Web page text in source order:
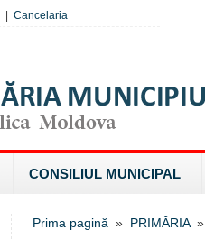
Cancelaria
CONSILIUL MUNICIPAL
Prima pagină » PRIMĂRIA»